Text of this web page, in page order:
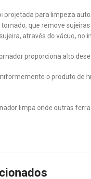
projetada para limpeza
que remove
através do vácuo,
proporciona alto
o produto de
limpa onde outras